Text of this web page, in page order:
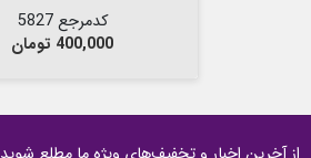
کدمرجع 5827
قیمت
400,000 تومان